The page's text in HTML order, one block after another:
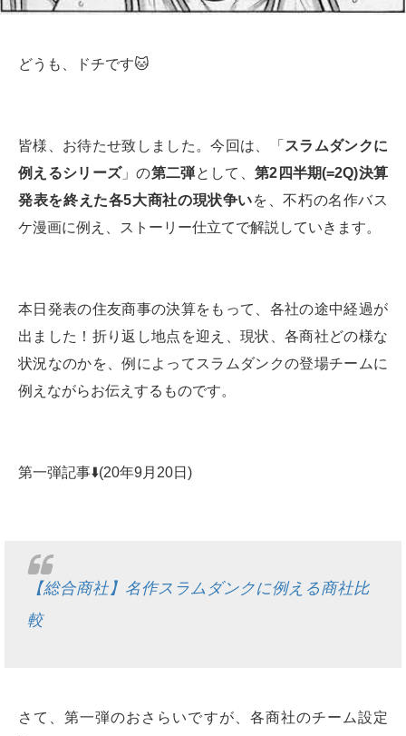
どうも、ドチです🐱
皆様、お待たせ致しました。今回は、「 スラムダンクに
例えるシリーズ」の第二弾として、 第2 四半期(=2Q)決算
発表を終えた各5大商社の現状争いを、不朽の名作バス
ケ漫画に例え、ストーリー仕立てで解説していきます。
本日発表の住友商事の決算をもって、各社の途中経過が
出ました！折り返し地点を迎え、現状、各商社どの様な
状況なのかを、例によってスラムダンクの登場チームに
例えながらお伝えするものです。
第一弾記事⬇️(20年9月20日)
【総合商社】名作スラムダンクに例える商社比
較
さて、第一弾のおさらいですが、各商社のチーム設定